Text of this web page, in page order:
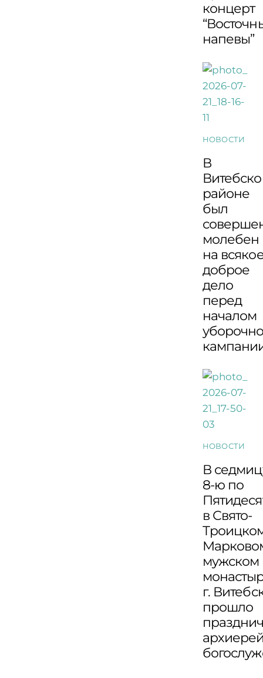
концерт
напевы”
НОВОСТИ
В
районе
был
молебен
на
доброе
дело
перед
началом
НОВОСТИ
В
8-ю по
в Свято-
мужском
г.
прошло